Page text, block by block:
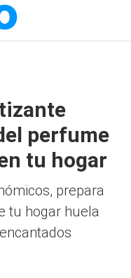
perfume
tu hogar
prepara
tu hogar huela